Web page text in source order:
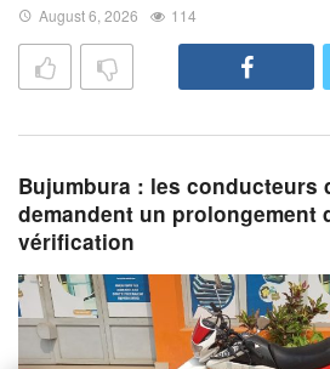
August 6, 2026 114
Bujumbura : les conducteurs
demandent un prolongement
vérification